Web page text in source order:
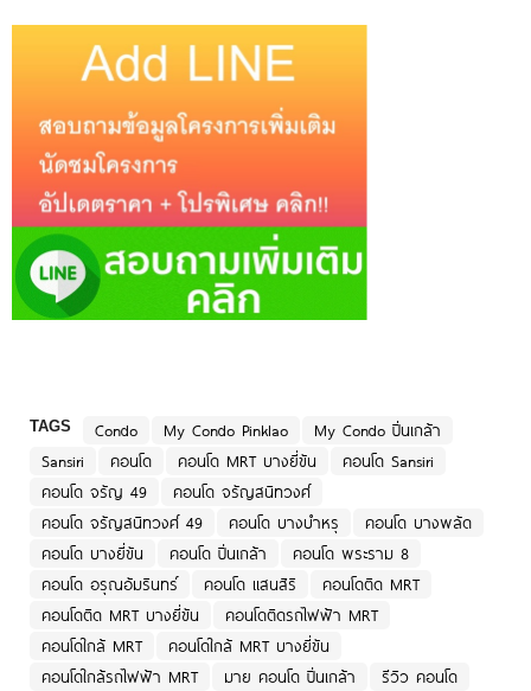
TAGS Condo My Condo Pinklao
My Condo ปิ่นเกล้า
Sansiri
คอนโด คอนโด MRT บางยี่ขัน
คอนโด Sansiri
คอนโด จรัญ 49
คอนโด จรัญสนิทวงศ์
คอนโด จรัญสนิทวงศ์ 49
คอนโด บางบำหรุ
คอนโด บางพลัด
คอนโด บางยี่ขัน
คอนโด ปิ่นเกล้า
คอนโด พระราม 8
คอนโด อรุณอัมรินทร์
คอนโด แสนสิริ
คอนโดติด MRT
คอนโดติด MRT บางยี่ขัน
คอนโดติดรถไฟฟ้า MRT
คอนโดใกล้ MRT
คอนโดใกล้ MRT บางยี่ขัน
คอนโดใกล้รถไฟฟ้า MRT
มาย คอนโด ปิ่นเกล้า
รีวิว คอนโด